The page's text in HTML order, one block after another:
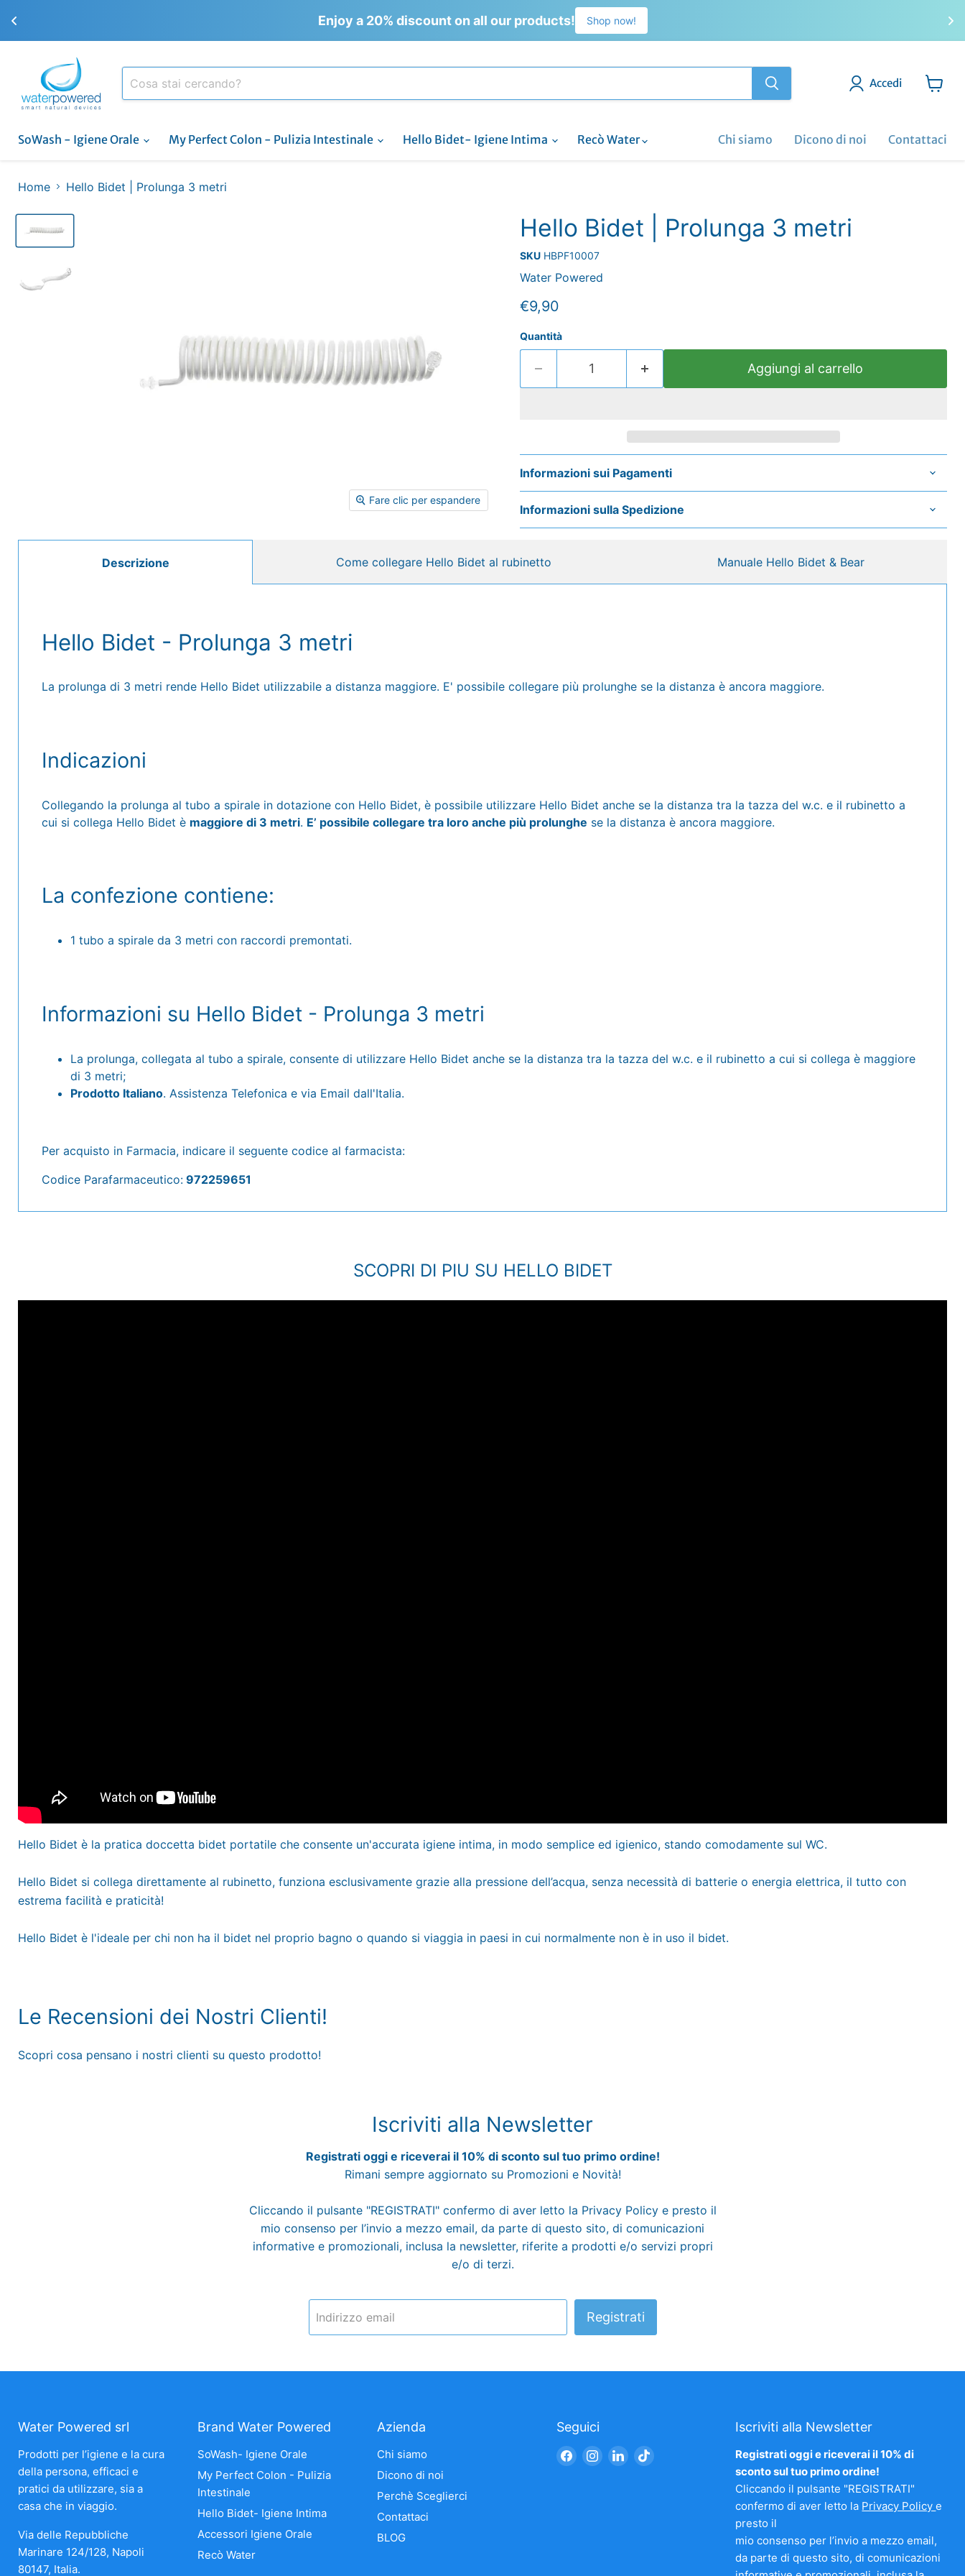
Enjoy a 20% discount on all our products! Shop now!
Accedi
SoWash - Igiene Orale
My Perfect Colon - Pulizia Intestinale Hello Bidet- Igiene Intima Recò Water Chi siamo Dicono di noi Contattaci
Home Hello Bidet | Prolunga 3 metri
Fare clic per espandere
Hello Bidet | Prolunga 3 metri
SKU HBPF10007
Water Powered
Prezzo attuale
€9,90
Quantità
Aggiungi al carrello
Informazioni sui Pagamenti
Informazioni sulla Spedizione
Descrizione
Hello Bidet - Prolunga 3 metri
La prolunga di 3 metri rende Hello Bidet utilizzabile a distanza maggiore. E' possibile collegare più prolunghe se la distanza è ancora maggiore.
Indicazioni
Collegando la prolunga al tubo a spirale in dotazione con Hello Bidet, è possibile utilizzare Hello Bidet anche se la distanza tra la tazza del w.c. e il rubinetto a
cui si collega Hello Bidet è maggiore di 3 metri. E’ possibile collegare tra loro anche più prolunghe se la distanza è ancora maggiore.
La confezione contiene:
1 tubo a spirale da 3 metri con raccordi premontati.
Informazioni su Hello Bidet - Prolunga 3 metri
La prolunga, collegata al tubo a spirale, consente di utilizzare Hello Bidet anche se la distanza tra la tazza del w.c. e il rubinetto a cui si collega è maggiore
di 3 metri;
Prodotto Italiano. Assistenza Telefonica e via Email dall'Italia.
Per acquisto in Farmacia, indicare il seguente codice al farmacista:
Codice Parafarmaceutico: 972259651
Come collegare Hello Bidet al rubinetto Manuale Hello Bidet & Bear
SCOPRI DI PIU SU HELLO BIDET
Hello Bidet è la pratica doccetta bidet portatile che consente un'accurata igiene intima, in modo semplice ed igienico, stando comodamente sul WC.
Hello Bidet si collega direttamente al rubinetto, funziona esclusivamente grazie alla pressione dell’acqua, senza necessità di batterie o energia elettrica, il tutto con
estrema facilità e praticità!
Hello Bidet è l'ideale per chi non ha il bidet nel proprio bagno o quando si viaggia in paesi in cui normalmente non è in uso il bidet.
Le Recensioni dei Nostri Clienti!
Scopri cosa pensano i nostri clienti su questo prodotto!
Iscriviti alla Newsletter
Registrati oggi e riceverai il 10% di sconto sul tuo primo ordine!
Rimani sempre aggiornato su Promozioni e Novità!
Cliccando il pulsante "REGISTRATI" confermo di aver letto la Privacy Policy e presto il
mio consenso per l’invio a mezzo email, da parte di questo sito, di comunicazioni
informative e promozionali, inclusa la newsletter, riferite a prodotti e/o servizi propri
e/o di terzi.
Indirizzo email Registrati
Water Powered srl
Prodotti per l’igiene e la cura
della persona, efficaci e
pratici da utilizzare, sia a
casa che in viaggio.
Via delle Repubbliche
Marinare 124/128, Napoli
80147, Italia.
Brand Water Powered
SoWash- Igiene Orale
My Perfect Colon - Pulizia
Intestinale
Hello Bidet- Igiene Intima
Accessori Igiene Orale
Recò Water
Azienda
Chi siamo
Dicono di noi
Perchè Sceglierci
Contattaci
BLOG
Seguici
TrovaciTrovaciTrovaciTrovaci
Iscriviti alla Newsletter
Registrati oggi e riceverai il 10% di
sconto sul tuo primo ordine!
Cliccando il pulsante "REGISTRATI"
confermo di aver letto la Privacy Policye
presto il
mio consenso per l’invio a mezzo email,
da parte di questo sito, di comunicazioni